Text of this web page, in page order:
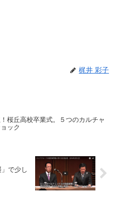
梶井 彩子
桜丘高校卒業式。５つのカルチャ
ック
で少し